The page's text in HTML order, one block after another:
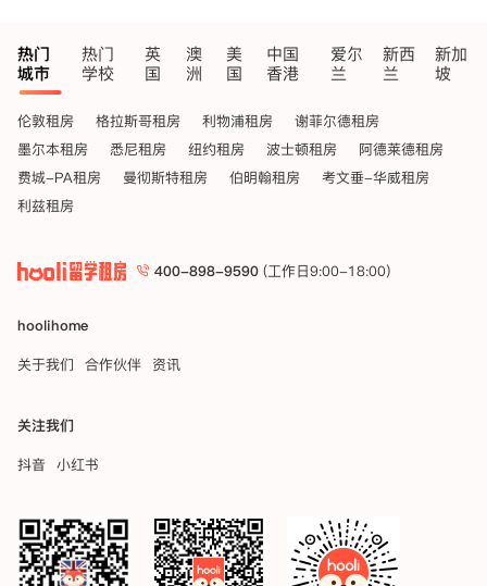
热门
城市
热门
学校
英
国
澳
洲
美
国
中国
香港
爱尔
兰
新西
兰
新加
坡
伦敦租房 格拉斯哥租房 利物浦租房
谢菲尔德租房
墨尔本租房
悉尼租房 纽约租房 波士顿租房
阿德莱德租房
费城-PA租房
曼彻斯特租房 伯明翰租房
考文垂-华威租房
利兹租房
400-898-9590 (工作日9:00-18:00)
hoolihome
关于我们
合作伙伴 资讯
关注我们
抖音
小红书